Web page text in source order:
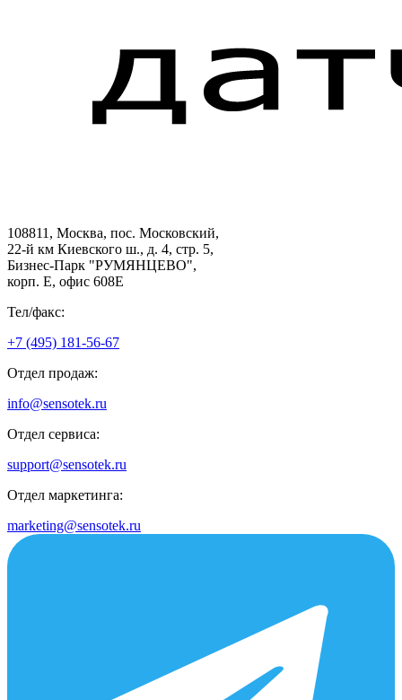
108811, Москва, пос. Московский,
22-й км Киевского ш., д. 4, стр. 5,
Бизнес-Парк "РУМЯНЦЕВО",
корп. Е, офис 608E
Тел/факс:
+7 (495) 181-56-67
Отдел продаж:
info@sensotek.ru
Отдел сервиса:
support@sensotek.ru
Отдел маркетинга:
marketing@sensotek.ru